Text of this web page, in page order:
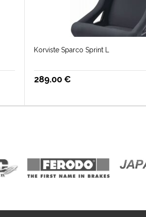
Korviste Sparco Sprint L
289.00€